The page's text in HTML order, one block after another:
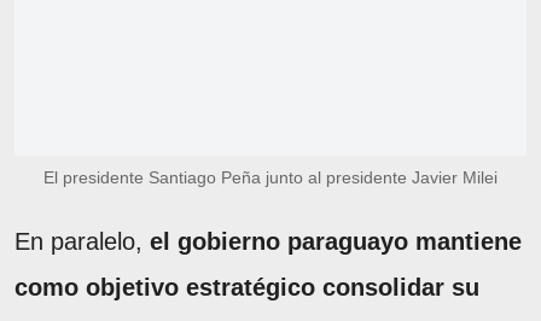
El presidente Santiago Peña junto al presidente Javier Milei
En paralelo, el gobierno paraguayo mantiene
como objetivo estratégico consolidar su